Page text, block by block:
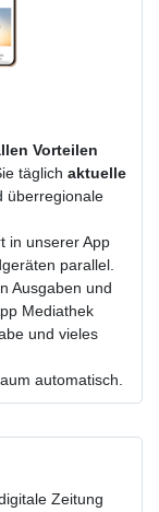
Vorteilen
täglich aktuelle
überregionale
in unserer App
parallel.
Ausgaben und
Mediathek
und vieles
automatisch.
und
Zeitung